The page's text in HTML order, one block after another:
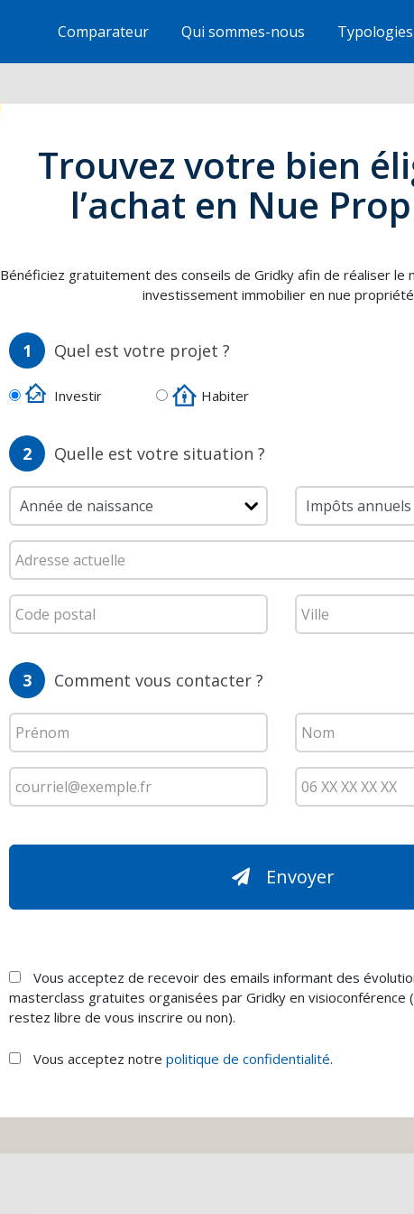
Comparateur Qui sommes-nous
Trouvez votre bien
l’achat en Nue
Bénéficiez gratuitement des conseils de Gridky afin de réaliser le
investissement immobilier en nue
1 Quel est votre projet ?
Investir Habiter
2 Quelle est votre situation ?
3 Comment vous contacter ?
Envoyer
Vous acceptez de recevoir des emails informant des
masterclass gratuites organisées par Gridky en visioconférence
restez libre de vous inscrire ou non).
Vous acceptez notrepolitique de confidentialité.